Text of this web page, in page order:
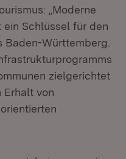
„Moderne
Schlüssel für den
Baden-Württemberg.
zielgerichtet
Erhalt von